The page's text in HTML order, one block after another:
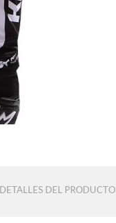
DETALLES DEL PRODUCTO